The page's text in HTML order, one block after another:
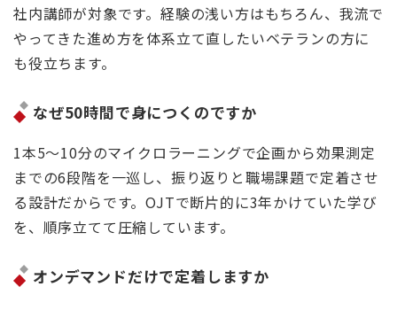
社内講師が対象です。経験の浅い方はもちろん、我流で
やってきた進め方を体系立て直したいベテランの方に
も役立ちます。
なぜ50時間で身につくのですか
1本5〜10分のマイクロラーニングで企画から効果測定
までの6段階を一巡し、振り返りと職場課題で定着させ
る設計だからです。OJTで断片的に3年かけていた学び
を、順序立てて圧縮しています。
オンデマンドだけで定着しますか